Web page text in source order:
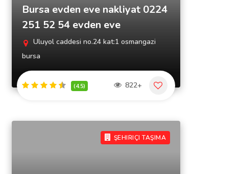
Bursa evden eve nakliyat 0224
251 52 54 evden eve
Uluyol caddesi no.24 kat:1 osmangazi
bursa
(4.5) 822+
ŞEHIRIÇI TAŞIMA